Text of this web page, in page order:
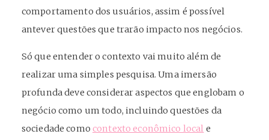
comportamento dos usuários, assim é possível
antever questões que trarão impacto nos negócios.
Só que entender o contexto vai muito além de
realizar uma simples pesquisa. Uma imersão
profunda deve considerar aspectos que englobam o
negócio como um todo, incluindo questões da
sociedade como contexto econômico local e